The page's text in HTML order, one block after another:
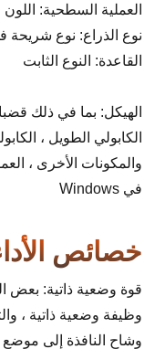
العملية السطحية: اللون
نوع الذراع: نوع شريحة
القاعدة: النوع الثابت
الهيكل: بما في ذلك
الكابولي الطويل ،
والمكونات الأخرى ،
في Windows
خصائص
قوة وضعية ذاتية: بعض
وظيفة وضعية ذاتية ،
وشاح النافذة إلى